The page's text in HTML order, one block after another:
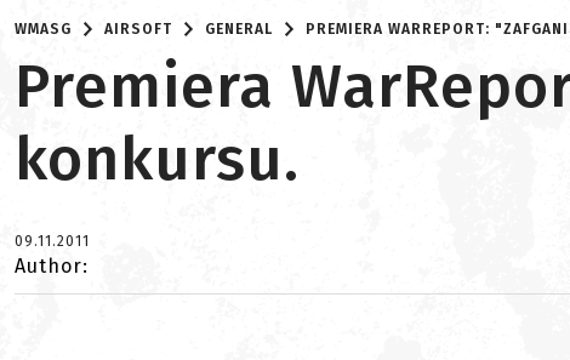
WMASG AIRSOFT GENERAL PREMIERA WARREPORT:
Premiera
konkursu.
09.11.2011
Author: